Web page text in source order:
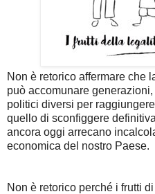
Non è retorico affermare che
può accomunare
politici diversi per
quello di sconfiggere
ancora oggi arrecano
economica del nostro Paese.
Non è retorico perché i frutti